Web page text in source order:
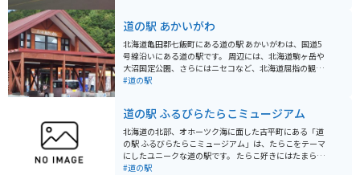
気のアトラクションです。 また、地元余市産の新鮮な農
産物や海産物を販売する直売所も併設されており、お土
産探しにも最適です。 バイクで訪れる際は、駐車場も広
く停めやすいので安心です。 道の駅周辺には、ニッカウ
ヰスキー余市蒸溜所など、観光スポットも点在している
道の駅 あかいがわ
北海道亀田郡七飯町にある道の駅 あかいがわは、国道5
号線沿いにある道の駅です。 周辺には、北海道駒ヶ岳や
大沼国定公園、さらにはニセコなど、北海道屈指の観光
スポットへのアクセスも良好です。 道の駅には、地元の
楽しむことができます。 バイクで訪れる場合、駐車場も
広く休憩場所としても最適です。 周辺の観光道路も走り
やすく、ツーリングにもおすすめです。 北海道の雄大な
自然を感じながら、地元の美味しいものを楽しめる道の
駅 あかいがわは、観光の拠点としても、ドライブ中の休
#道の駅
道の駅 ふるびらたらこミュージアム
北海道の北部、オホーツク海に面した古平町にある「道
の駅 ふるびらたらこミュージアム」は、たらこをテーマ
にしたユニークな道の駅です。 たらこ好きにはたまらな
い、たらこに関する展示や体験施設が充実しています。
#道の駅